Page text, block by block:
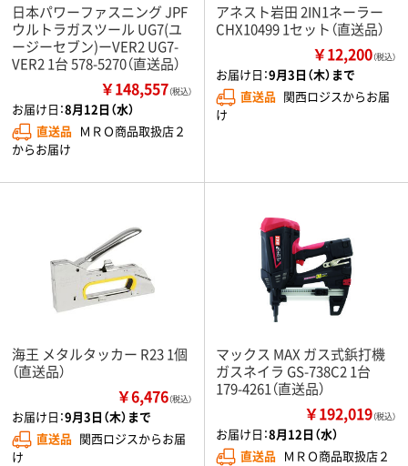
日本パワーファスニング JPF
ウルトラガスツール UG7(ユ
ージーセブン)ーVER2 UG7-
VER2 1台 578-5270（直送品）
￥148,557（税込）
お届け日：8月12日（水）
直送品 ＭＲＯ商品取扱店２
からお届け
アネスト岩田 2IN1ネーラー
CHX10499 1セット（直送品）
￥12,200（税込）
お届け日：9月3日（木）まで
直送品 関西ロジスからお届
け
海王 メタルタッカー R23 1個
（直送品）
￥6,476（税込）
お届け日：9月3日（木）まで
直送品 関西ロジスからお届
け
マックス MAX ガス式鋲打機
ガスネイラ GS-738C2 1台
179-4261（直送品）
￥192,019（税込）
お届け日：8月12日（水）
直送品 ＭＲＯ商品取扱店２